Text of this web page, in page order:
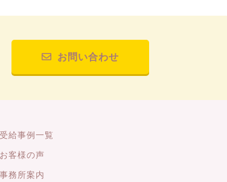
お問い合わせ
受給事例一覧
お客様の声
事務所案内